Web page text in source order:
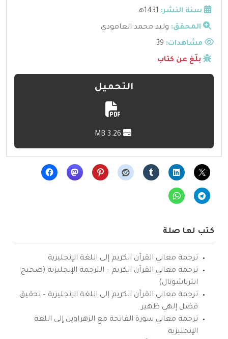
سنة النشر: 1431هـ
المحقق: وليد محمد العامودي
مشاهدات:
بلّغ عن كتاب
التحميل
كتب لها صلة
ترجمة معاني القرآن الكريم إلى اللغة الإنجليزية
ترجمة معاني القرآن الكريم – الترجمة الإنجليزية (صحيح
انترناشونال)
ترجمة معاني القرآن الكريم إلى اللغة الإنجليزية – تحقيق
فضل إلهي ظهير
ترجمة معاني سورة الفاتحة مع الزهراوين إلى اللغة
الإنجليزية